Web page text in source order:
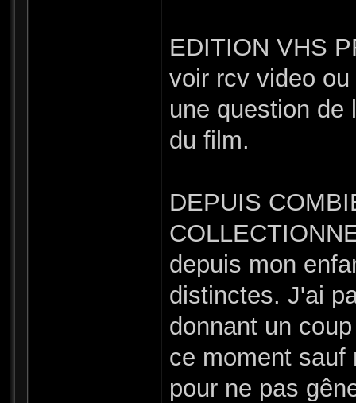
EDITION VHS
voir rcv video
une question de
du film.
DEPUIS
depuis mon
distinctes. J'ai
donnant un
ce moment sauf
pour ne pas